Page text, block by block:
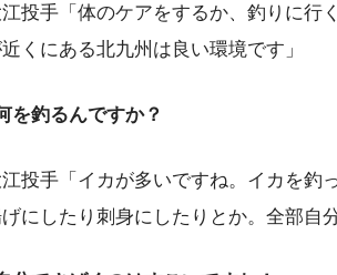
投手「体のケアをするか、釣りに行
くにある北九州は良い環境です」
を釣るんですか？
投手「イカが多いですね。イカを釣
にしたり刺身にしたりとか。全部自